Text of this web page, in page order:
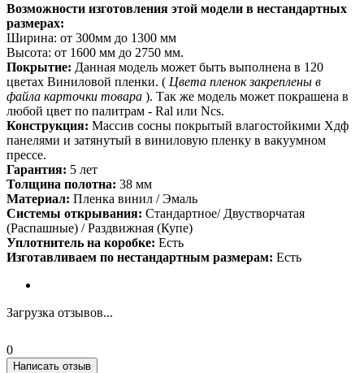
Возможности изготовления этой модели в нестандартных
размерах:
Ширина: от 300мм до 1300 мм
Высота: от 1600 мм до 2750 мм.
Покрытие: Данная модель может быть выполнена в 120
цветах Виниловой пленки. ( Цвета пленок закреплены в
файла карточки товара ). Так же модель может покрашена в
любой цвет по палитрам - Ral или Ncs.
Конструкция: Массив сосны покрытый влагостойкими Хдф
панелями и затянутый в виниловую пленку в вакуумном
прессе.
Гарантия: 5 лет
Толщина полотна: 38 мм
Материал: Пленка винил / Эмаль
Системы открывания: Стандартное/ Двустворчатая
(Распашные) / Раздвижная (Купе)
Уплотнитель на коробке: Есть
Изготавливаем по нестандартным размерам: Есть
Загрузка отзывов...
0
Написать отзыв